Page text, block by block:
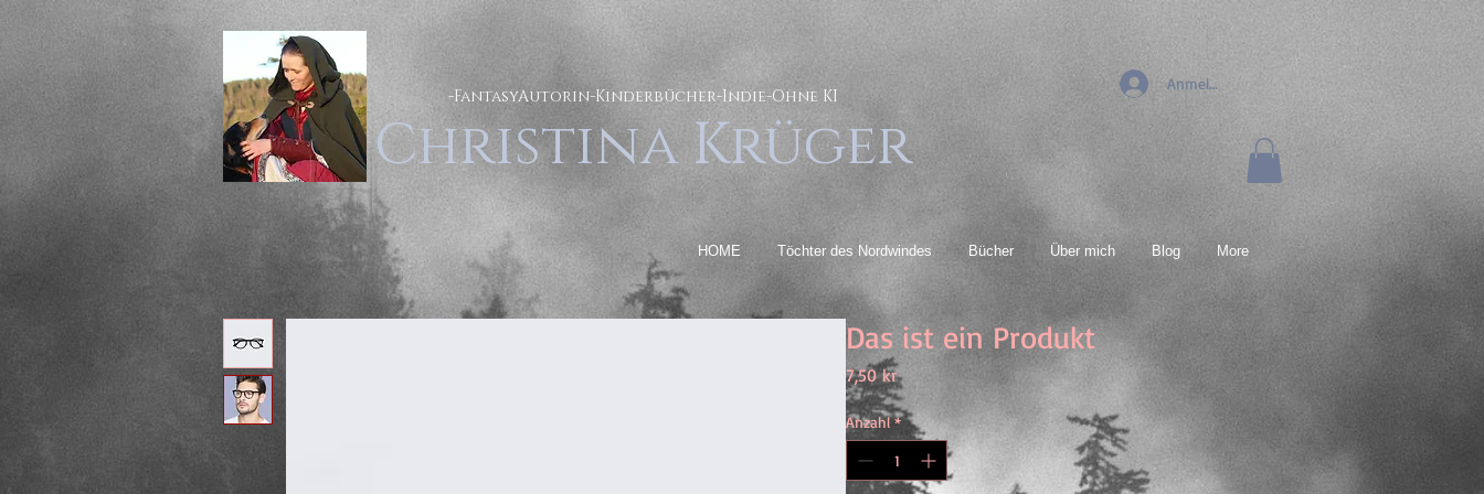
-FantasyAutorin-Kinderbücher-Indie-Ohne KI
Christina Krüger
HOME Töchter des Nordwindes Bücher Über mich Blog More
Anmelden
Das ist ein Produkt
7,50 krPreis
Anzahl *